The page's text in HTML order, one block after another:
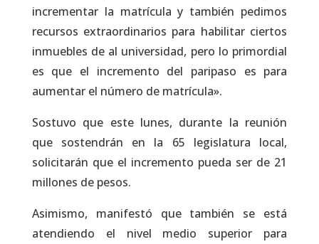
incrementar la matrícula y también pedimos
recursos extraordinarios para habilitar ciertos
inmuebles de al universidad, pero lo primordial
es que el incremento del paripaso es para
aumentar el número de matrícula».
Sostuvo que este lunes, durante la reunión
que sostendrán en la 65 legislatura local,
solicitarán que el incremento pueda ser de 21
millones de pesos.
Asimismo, manifestó que también se está
atendiendo el nivel medio superior para